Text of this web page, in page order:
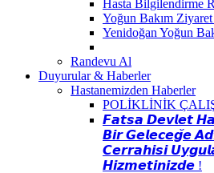
Hasta Bilgilendirme
Yoğun Bakım
Yenidoğan Yoğun
Randevu Al
Duyurular & Haberler
Hastanemizden Haberler
POLİKLİNİK
𝙁𝙖𝙩𝙨𝙖 𝘿𝙚𝙫𝙡𝙚𝙩
𝘽𝙞𝙧 𝙂𝙚𝙡𝙚𝙘𝙚𝙜̆𝙚
𝘾𝙚𝙧𝙧𝙖𝙝𝙞𝙨𝙞
𝙃𝙞𝙯𝙢𝙚𝙩𝙞𝙣𝙞𝙯𝙙𝙚 !